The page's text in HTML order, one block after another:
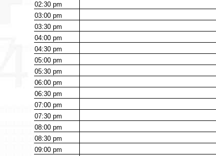
02:30pm
03:00pm
03:30pm
04:00pm
04:30pm
05:00pm
05:30pm
06:00pm
06:30pm
07:00pm
07:30pm
08:00pm
08:30pm
09:00pm